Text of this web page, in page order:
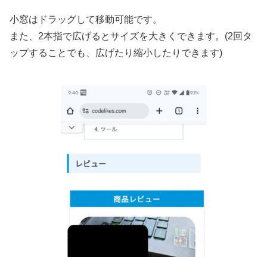
小窓はドラッグして移動可能です。
また、2本指で広げるとサイズを大きくできます。(2回タ
ップすることでも、広げたり縮小したりできます)